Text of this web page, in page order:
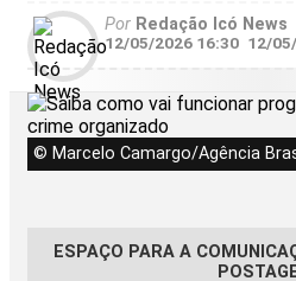
Por Redação Icó News
12/05/2026 16:30 12/
© Marcelo Camargo/Agência
ESPAÇO PARA A